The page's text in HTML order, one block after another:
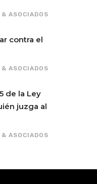
ASOCIADOS
contra el
ASOCIADOS
de la Ley
juzga al
ASOCIADOS